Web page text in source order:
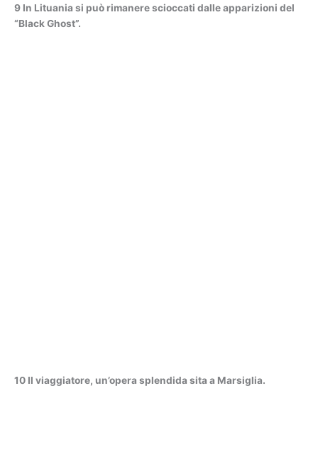
9 In Lituania si può rimanere scioccati dalle apparizioni del
“Black Ghost”.
10 Il viaggiatore, un’opera splendida sita a Marsiglia.